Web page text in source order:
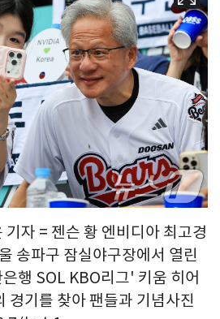
자 = 젠슨 황 엔비디아 최고경
송파구 잠실야구장에서 열린
행 SOL KBO리그' 키움 히어
경기를 찾아 팬들과 기념사진